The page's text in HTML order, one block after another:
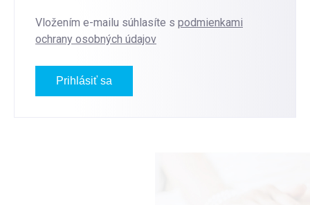
Vložením e-mailu súhlasíte s podmienkami
ochrany osobných údajov
Prihlásiť sa